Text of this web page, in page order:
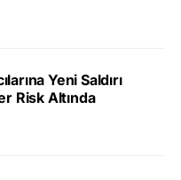
Yeni Saldırı
Risk Altında